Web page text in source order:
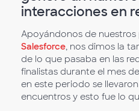
interacciones en
Apoyándonos de
Salesforce , nos dimos la
de lo que pasaba en las
finalistas durante el mes
en este periodo se
encuentros y esto fue lo